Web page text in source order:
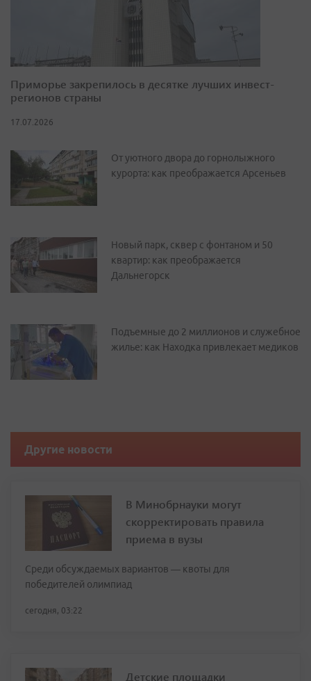
Приморье закрепилось в десятке лучших инвест-
регионов страны
17.07.2026
От уютного двора до горнолыжного
курорта: как преображается Арсеньев
Новый парк, сквер с фонтаном и 50
квартир: как преображается
Дальнегорск
Подъемные до 2 миллионов и служебное
жилье: как Находка привлекает медиков
Другие новости
В Минобрнауки могут
скорректировать правила
приема в вузы
Среди обсуждаемых вариантов — квоты для
победителей олимпиад
сегодня, 03:22
Детские площадки